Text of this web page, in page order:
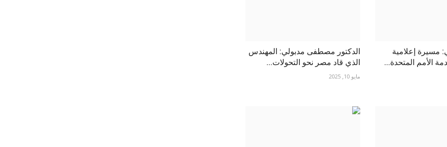
مسيرة إعلامية
الأمم المتحدة...
الدكتور مصطفى مدبولي: المهندس
الذي قاد مصر نحو التحولات...
مايو 10, 2025